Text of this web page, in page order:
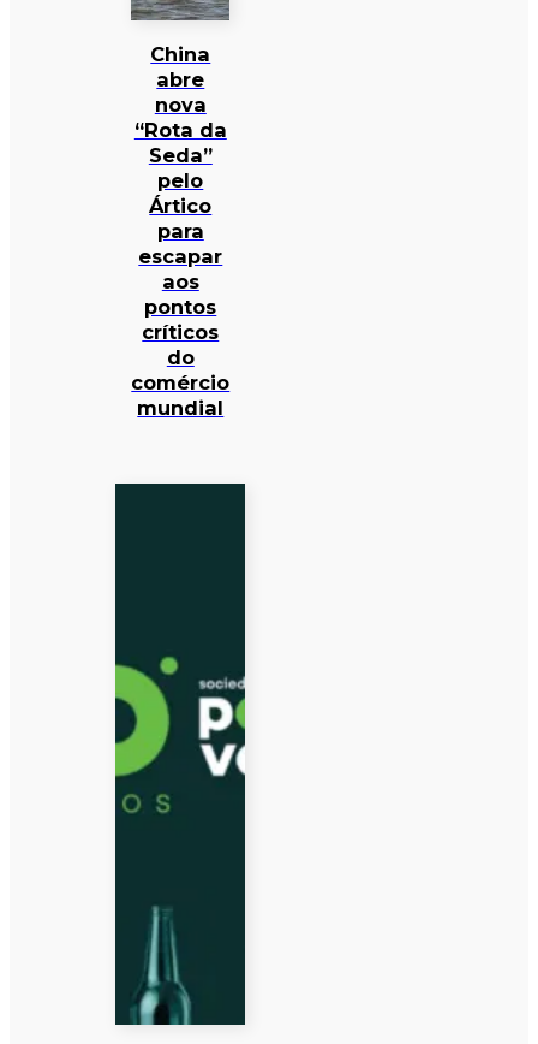
China
abre
nova
“Rota da
Seda”
pelo
Ártico
para
escapar
aos
pontos
críticos
do
comércio
mundial